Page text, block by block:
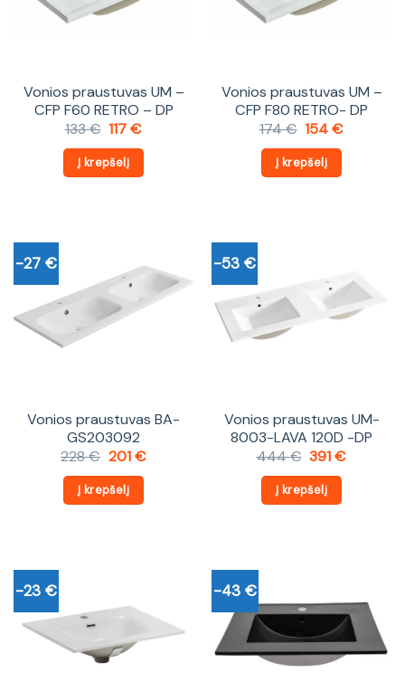
Vonios praustuvas UM –
CFP F60 RETRO – DP
133€ Original
was:
133 €.
117€Current
is:
117 €.
Į krepšelį
Vonios praustuvas UM –
CFP F80 RETRO- DP
174€ Original
was:
174 €.
154€Current
Į krepšelį
-27 €
Vonios praustuvas BA-
GS203092
228€ Original
was:
228 €.
201€Current
Į krepšelį
-53 €
Vonios praustuvas UM-
8003-LAVA 120D -DP
444€ Original
was:
444 €.
391€Current
Į krepšelį
-23 € -43 €